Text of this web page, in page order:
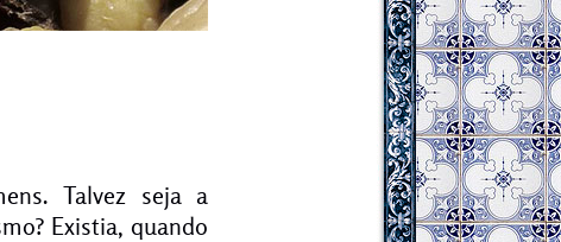
Talvez seja a
Existia, quando